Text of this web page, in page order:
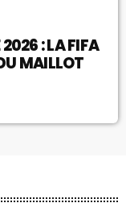
: LA FIFA
MAILLOT